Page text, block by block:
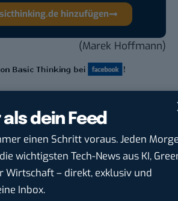
dein Feed
einen Schritt voraus. Jeden
wichtigsten Tech-News aus KI,
Wirtschaft – direkt, exklusiv und
Inbox.
hinzufügen
(Marek Hoffmann)
abgehängt werden
, wenn es um
die Tech-Themen von Morgen
smarte Leser bekommen jeden
Tech-Briefing mit den
des Tages – und sichern sich
Hier kannst du dich